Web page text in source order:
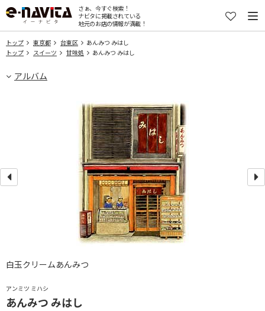
さぁ、今すぐ検索！
ナビタに掲載されている
地元のお店の情報が満載！
トップ 東京都 台東区
あんみつ みはし
トップ
スイーツ 甘味処 あんみつ みはし
アルバム
アンミツ ミハシ
あんみつ みはし
白玉クリームあんみつ